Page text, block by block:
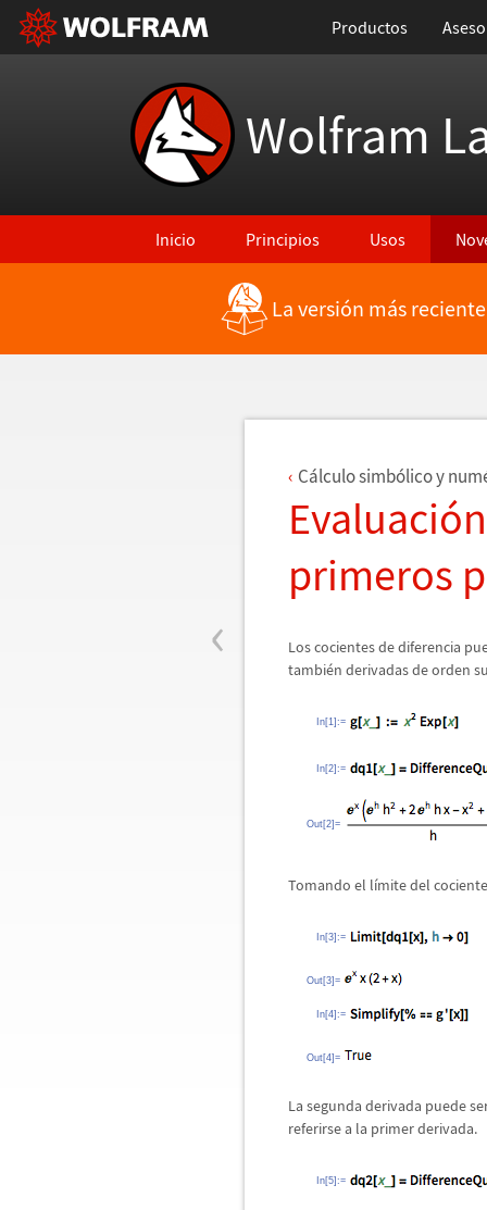
Productos
Wolfram
Inicio Principios Usos
Regresar a Características más recientes
La versión más
‹
Cálculo simbólico y num
Evaluació
primeros
Los cocientes de diferencia
también derivadas de orden
In[1]:=
In[2]:=
Out[2]=
Tomando el límite del
In[3]:=
Out[3]=
In[4]:=
Out[4]=
La segunda derivada puede
referirse a la primer derivada.
In[5]:=